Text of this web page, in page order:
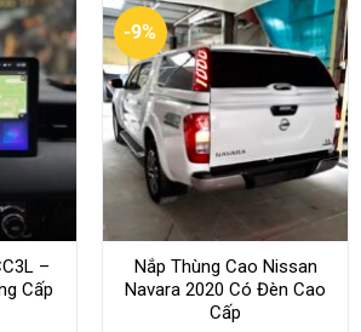
–
Cấp
-9%
Nắp Thùng Cao Nissan
Navara 2020 Có Đèn Cao
Cấp